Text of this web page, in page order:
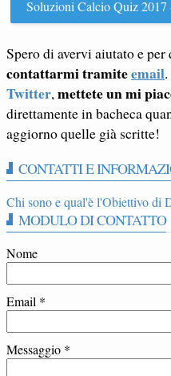
Soluzioni Calcio Quiz
Spero di avervi aiutato e per
contattarmi tramiteemail
Twitter, mettete un mi
direttamente in bacheca
aggiorno quelle già scritte!
CONTATTI E
Chi sono e qual'è l'Obiettivo di
MODULO DI CONTATTO
Nome
Email *
Messaggio *